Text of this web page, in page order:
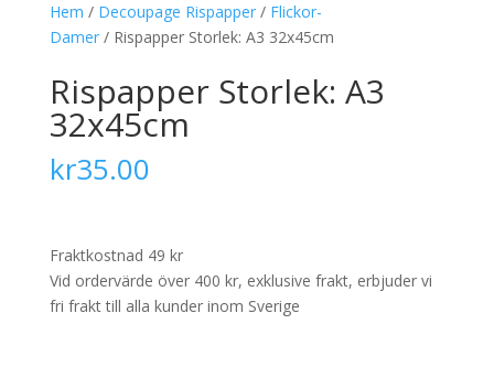
Hem / Decoupage Rispapper/ Flickor-
Damer/ Rispapper Storlek: A3 32x45cm
Rispapper Storlek: A3
32x45cm
kr35.00
Fraktkostnad 49 kr
Vid ordervärde över 400 kr, exklusive frakt, erbjuder vi
fri frakt till alla kunder inom Sverige